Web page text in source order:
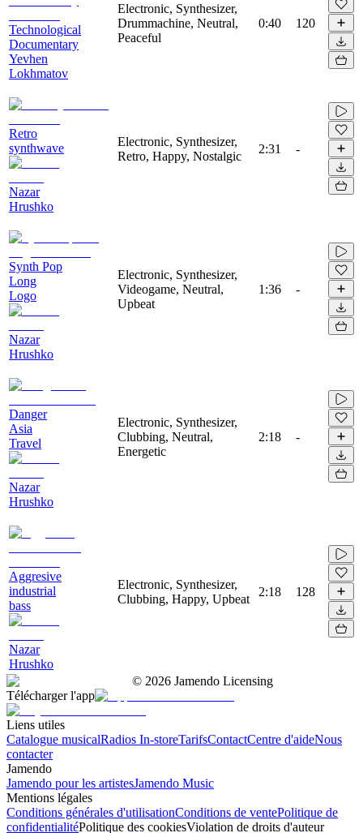
Technological
Documentary
Yevhen
Lokhmatov
Electronic, Synthesizer,
Drummachine, Neutral,
Peaceful
0:40 120
Retro
synthwave
Nazar
Hrushko
Electronic, Synthesizer,
Retro, Happy, Nostalgic
2:31 -
Synth Pop
Long
Logo
Nazar
Hrushko
Electronic, Synthesizer,
Videogame, Neutral,
Upbeat
1:36 -
Danger
Asia
Travel
Nazar
Hrushko
Electronic, Synthesizer,
Clubbing, Neutral,
Energetic
2:18 -
Aggresive
industrial
bass
Nazar
Hrushko
Electronic, Synthesizer,
Clubbing, Happy, Upbeat
2:18 128
© 2026 Jamendo Licensing
Télécharger l'app
Liens utiles
Catalogue musicalRadios In-storeTarifsContactCentre d'aideNous
contacter
Jamendo
Jamendo pour les artistesJamendo Music
Mentions légales
Conditions générales d'utilisationConditions de ventePolitique de
confidentialitéPolitique des cookiesViolation de droits d'auteur